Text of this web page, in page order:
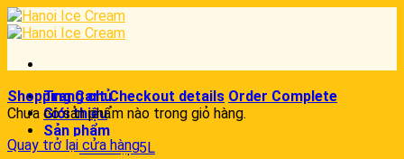
Skip
to
Trang chủ
Giới thiệu
Sản phẩm
Kem hộp 5L
Shopping Cart Checkout details Order Complete
Chưa có sản phẩm nào trong giỏ hàng.
Quay trở lại cửa hàng